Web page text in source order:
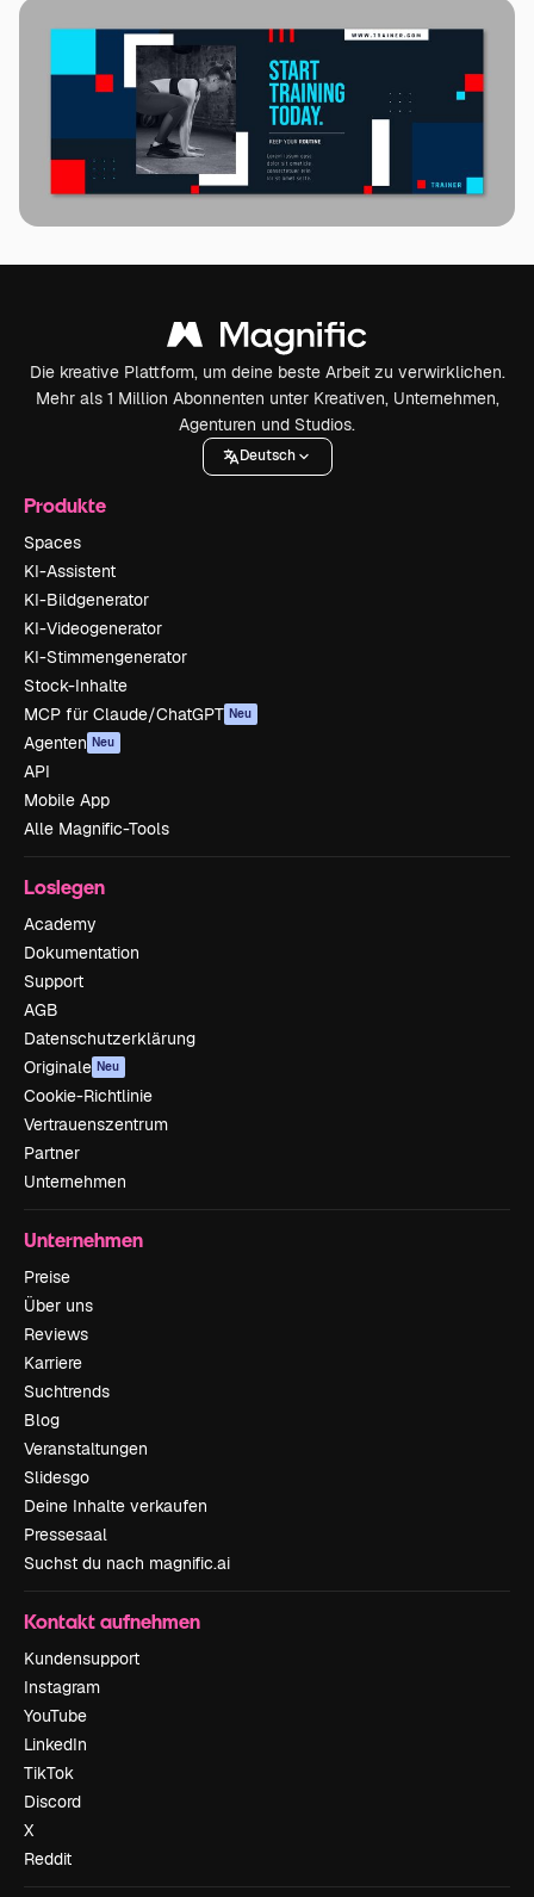
Die kreative Plattform, um deine beste Arbeit zu verwirklichen.
Mehr als 1 Million Abonnenten unter Kreativen, Unternehmen,
Agenturen und Studios.
Deutsch
Produkte
Spaces
KI-Assistent
KI-Bildgenerator
KI-Videogenerator
KI-Stimmengenerator
Stock-Inhalte
MCP für Claude/ChatGPT Neu
Agenten Neu
API
Mobile App
Alle Magnific-Tools
Loslegen
Academy
Dokumentation
Support
AGB
Datenschutzerklärung
Originale Neu
Cookie-Richtlinie
Vertrauenszentrum
Partner
Unternehmen
Unternehmen
Preise
Über uns
Reviews
Karriere
Suchtrends
Blog
Veranstaltungen
Slidesgo
Deine Inhalte verkaufen
Pressesaal
Suchst du nach magnific.ai
Kontakt aufnehmen
Kundensupport
Instagram
YouTube
LinkedIn
TikTok
Discord
X
Reddit